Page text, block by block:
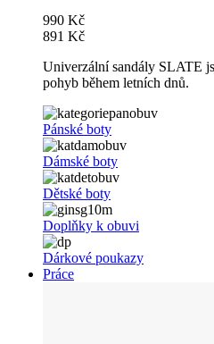
990 Kč
891 Kč
Univerzální sandály SLATE
pohyb během letních dnů.
Pánské boty
Dámské boty
Dětské boty
Doplňky k obuvi
Dárkové poukazy
Práce